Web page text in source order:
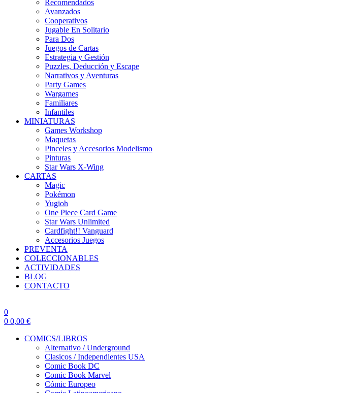
Recomendados
Avanzados
Cooperativos
Jugable En Solitario
Para Dos
Juegos de Cartas
Estrategia y Gestión
Puzzles, Deducción y Escape
Narrativos y Aventuras
Party Games
Wargames
Familiares
Infantiles
MINIATURAS
Games Workshop
Maquetas
Pinceles y Accesorios Modelismo
Pinturas
Star Wars X-Wing
CARTAS
Magic
Pokémon
Yugioh
One Piece Card Game
Star Wars Unlimited
Cardfight!! Vanguard
Accesorios Juegos
PREVENTA
COLECCIONABLES
ACTIVIDADES
BLOG
CONTACTO
0
0 0,00 €
COMICS/LIBROS
Alternativo / Underground
Clasicos / Independientes USA
Comic Book DC
Comic Book Marvel
Cómic Europeo